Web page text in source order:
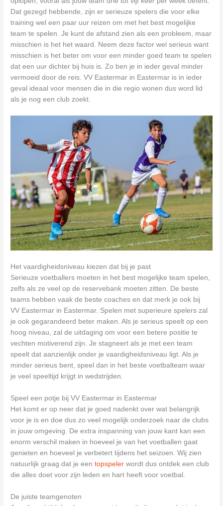
Dat gezegd hebbende, zijn er serieuze spelers die voor elke
training wel een paar uur reizen om met het best mogelijke
team te spelen. Je kunt de afstand zien als een probleem, maar
misschien is het het waard. Neem deze factor wel serieus want
misschien is het beter om voor een minder goed team te spelen
dat een uur dichter bij huis is. Zo ben je in ieder geval minder
vermoeid door de reis. VV Eastermar in Eastermar is in ieder
geval ideaal voor mensen die in die regio wonen dus word lid
als je nog een club zoekt.
Het vaardigheidsniveau kiezen dat bij je past
Serieuze voetballers moeten in het best mogelijke team spelen,
zelfs als ze veel op de reservebank moeten zitten. De beste
teams hebben vaak de beste coaches en dat merk je ook bij
VV Eastermar in Eastermar. Spelen met superieure spelers zal
je ook gegarandeerd beter maken. Als je serieus speelt op een
hoog niveau, zal de uitdaging om voor een betere positie te
vechten motiverend zijn. Je stagneert als je met een team
speelt dat aanzienlijk onder je vaardigheidsniveau ligt. Als je
minder serieus bent, speel dan in het beste voetbalteam waar
je veel speeltijd krijgt in wedstrijden.
Speel een potje bij VV Eastermar in Eastermar
Het komt er op neer dat je goed nadenkt over wat belangrijk
voor je is en doe dus zo veel mogelijk onderzoek naar de clubs
in jouw omgeving. De extra inspanning van jouw kant kan een
enorm verschil maken in hoeveel je van het voetballen gaat
genieten en hoeveel je verbetert tijdens het seizoen. Wij zien
natuurlijk graag dat je eentopspeler wordt dus ontdek een club
die alles doet voor zijn leden en hart heeft voor voetbal.
De juiste teamgenoten